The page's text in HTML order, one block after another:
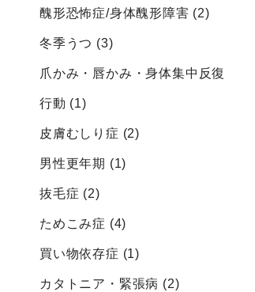
醜形恐怖症/身体醜形障害 (2)
冬季うつ (3)
爪かみ・唇かみ・身体集中反復
行動 (1)
皮膚むしり症 (2)
男性更年期 (1)
抜毛症 (2)
ためこみ症 (4)
買い物依存症 (1)
カタトニア・緊張病 (2)